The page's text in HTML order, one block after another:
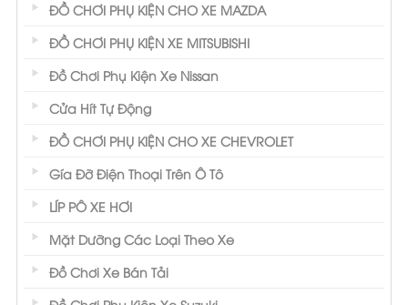
ĐỒ CHƠI PHỤ KIỆN CHO XE MAZDA
ĐỒ CHƠI PHỤ KIỆN XE MITSUBISHI
Đồ Chơi Phụ Kiện Xe Nissan
Cửa Hít Tự Động
ĐỒ CHƠI PHỤ KIỆN CHO XE CHEVROLET
Gía Đỡ Điện Thoại Trên Ô Tô
LÍP PÔ XE HƠI
Mặt Dưỡng Các Loại Theo Xe
Đồ Chơi Xe Bán Tải